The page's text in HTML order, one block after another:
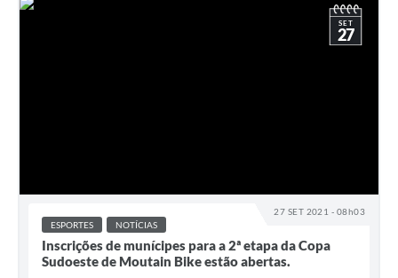
27 SET 2021 - 08h03
SET
27
ESPORTES NOTÍCIAS
Inscrições de munícipes para a 2ª etapa da Copa
Sudoeste de Moutain Bike estão abertas.